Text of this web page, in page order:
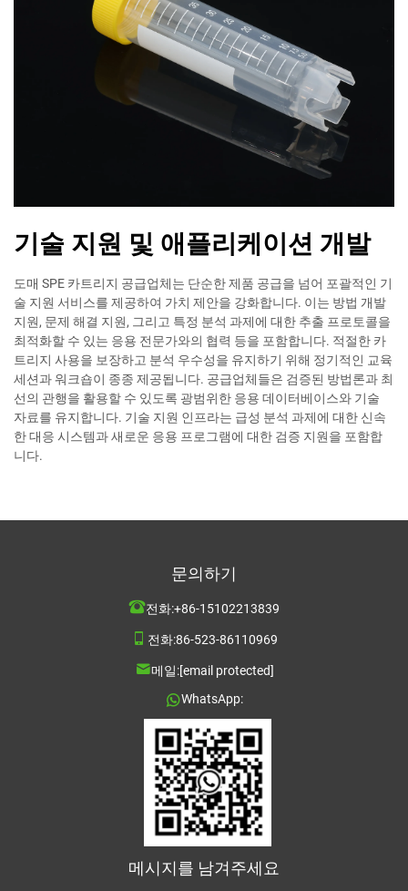
기술 지원 및 애플리케이션 개발
도매 SPE 카트리지 공급업체는 단순한 제품 공급을 넘어 포괄적인 기
술 지원 서비스를 제공하여 가치 제안을 강화합니다. 이는 방법 개발
지원, 문제 해결 지원, 그리고 특정 분석 과제에 대한 추출 프로토콜을
최적화할 수 있는 응용 전문가와의 협력 등을 포함합니다. 적절한 카
트리지 사용을 보장하고 분석 우수성을 유지하기 위해 정기적인 교육
세션과 워크숍이 종종 제공됩니다. 공급업체들은 검증된 방법론과 최
선의 관행을 활용할 수 있도록 광범위한 응용 데이터베이스와 기술
자료를 유지합니다. 기술 지원 인프라는 급성 분석 과제에 대한 신속
한 대응 시스템과 새로운 응용 프로그램에 대한 검증 지원을 포함합
니다.
문의하기
전화:+86-15102213839
전화:86-523-86110969
메일:[email protected]
WhatsApp:
메시지를 남겨주세요